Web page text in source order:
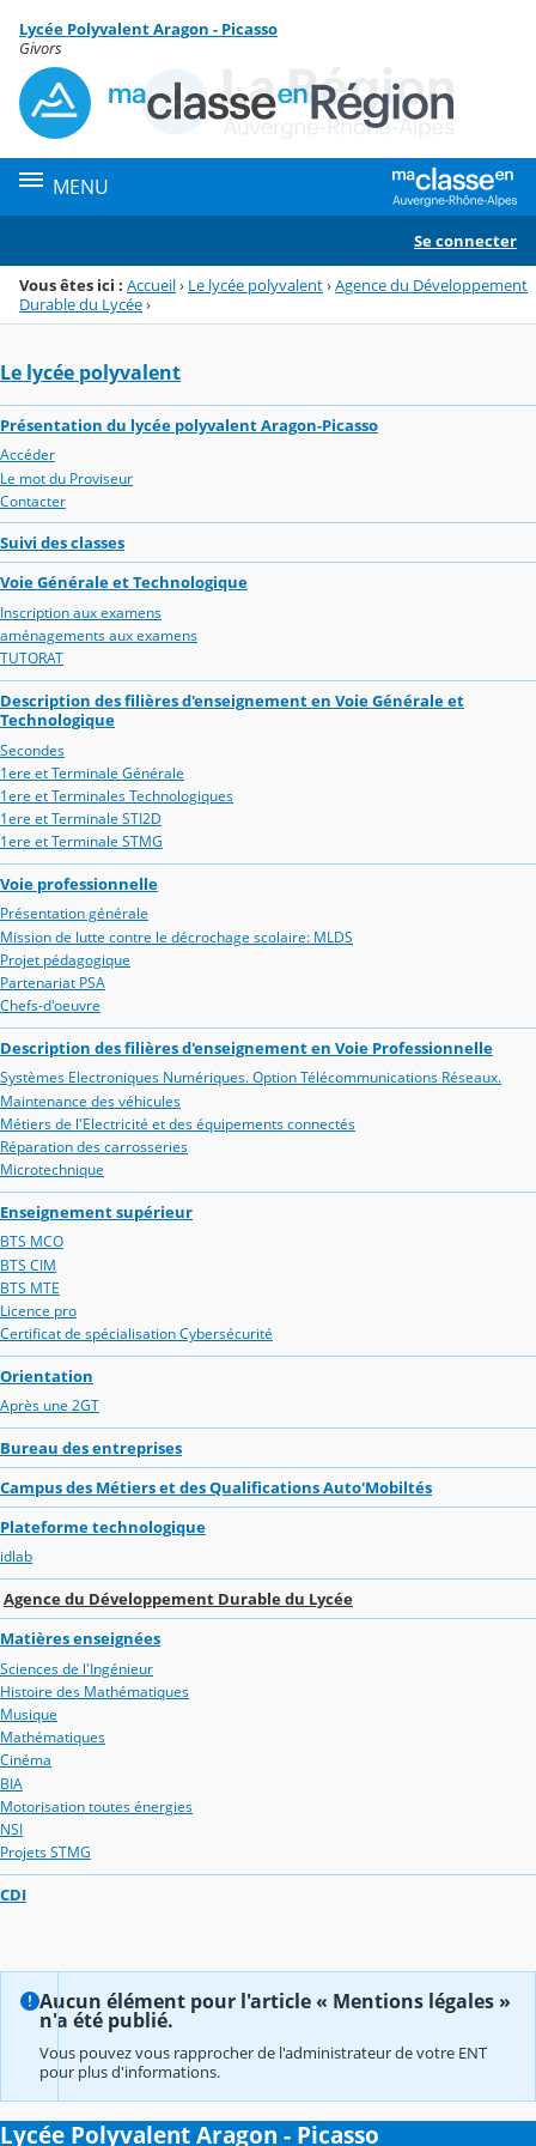
Menu de la rubrique
Contenu
Lycée Polyvalent Aragon - Picasso
Givors
MENU
Se connecter
Vous êtes ici : Accueil› Le lycée polyvalent›Agence du Développement
Durable du Lycée›
Le lycée polyvalent
Présentation du lycée polyvalent Aragon-Picasso
Accéder
Le mot du Proviseur
Contacter
Suivi des classes
Voie Générale et Technologique
Inscription aux examens
aménagements aux examens
TUTORAT
Description des filières d'enseignement en Voie Générale et
Technologique
Secondes
1ere et Terminale Générale
1ere et Terminales Technologiques
1ere et Terminale STI2D
1ere et Terminale STMG
Voie professionnelle
Présentation générale
Mission de lutte contre le décrochage scolaire: MLDS
Projet pédagogique
Partenariat PSA
Chefs-d'oeuvre
Description des filières d'enseignement en Voie Professionnelle
Systèmes Electroniques Numériques. Option Télécommunications Réseaux.
Maintenance des véhicules
Métiers de l'Electricité et des équipements connectés
Réparation des carrosseries
Microtechnique
Enseignement supérieur
BTS MCO
BTS CIM
BTS MTE
Licence pro
Certificat de spécialisation Cybersécurité
Orientation
Après une 2GT
Bureau des entreprises
Campus des Métiers et des Qualifications Auto'Mobiltés
Plateforme technologique
idlab
Agence du Développement Durable du Lycée
Matières enseignées
Sciences de l'Ingénieur
Histoire des Mathématiques
Musique
Mathématiques
Cinéma
BIA
Motorisation toutes énergies
NSI
Projets STMG
CDI
Aucun élément pour l'article « Mentions légales »
n'a été publié.
Vous pouvez vous rapprocher de l'administrateur de votre ENT
pour plus d'informations.
Lycée Polyvalent Aragon - Picasso